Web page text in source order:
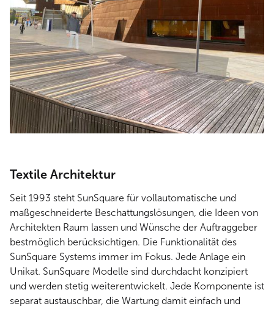
Textile Architektur
Seit 1993 steht SunSquare für vollautomatische und
maßgeschneiderte Beschattungslösungen, die Ideen von
Architekten Raum lassen und Wünsche der Auftraggeber
bestmöglich berücksichtigen. Die Funktionalität des
SunSquare Systems immer im Fokus. Jede Anlage ein
Unikat. SunSquare Modelle sind durchdacht konzipiert
und werden stetig weiterentwickelt. Jede Komponente ist
separat austauschbar, die Wartung damit einfach und